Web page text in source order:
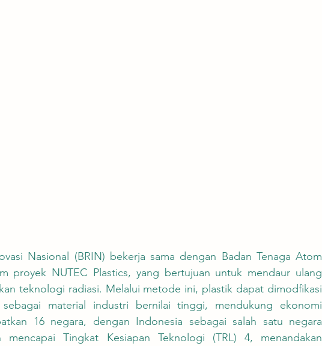
proyek NUTEC Plastics, yang bertujuan untuk mendaur ulang
teknologi radiasi. Melalui metode ini, plastik dapat dimodfikasi
material industri bernilai tinggi, mendukung ekonomi
16 negara, dengan Indonesia sebagai salah satu negara
Tingkat Kesiapan Teknologi (TRL) 4, menandakan